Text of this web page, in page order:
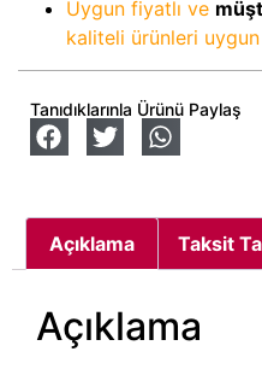
Uygun fiyatlı ve
kaliteli ürünleri uygun
Tanıdıklarınla Ürünü Paylaş
Açıklama Taksit
Açıklama